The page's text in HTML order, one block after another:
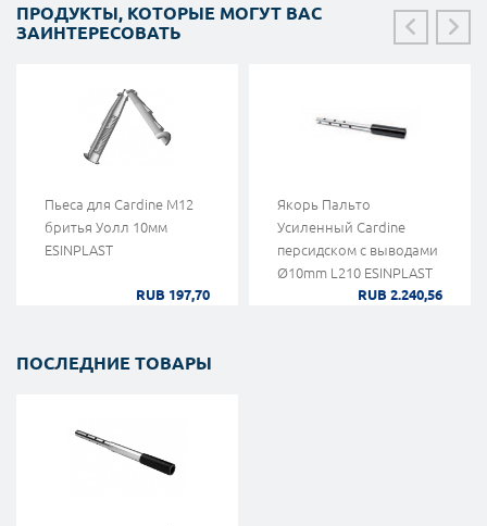
ПРОДУКТЫ, КОТОРЫЕ МОГУТ ВАС
ЗАИНТЕРЕСОВАТЬ
Пьеса для Cardine М12
бритья Уолл 10мм
ESINPLAST
RUB 197,70
Якорь Пальто
Усиленный Cardine
персидском с выводами
Ø10mm L210 ESINPLAST
RUB 2.240,56
ПОСЛЕДНИЕ ТОВАРЫ